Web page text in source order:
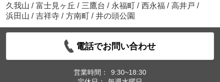
久我山 / 富士見ヶ丘 / 三鷹台 / 永福町 / 西永福 / 高井戸 /
浜田山 / 吉祥寺 / 方南町 / 井の頭公園
電話でお問い合わせ
営業時間：
9:30~18:30